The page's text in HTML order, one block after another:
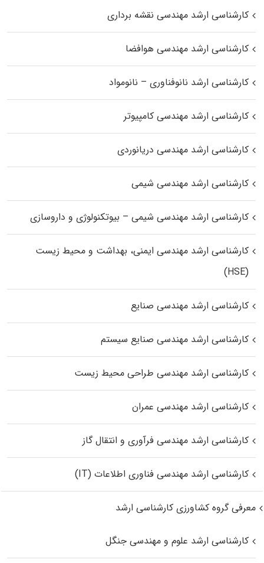
کارشناسی ارشد مهندسی نقشه برداری
کارشناسی ارشد مهندسی هوافضا
کارشناسی ارشد نانوفناوری – نانومواد
کارشناسی ارشد مهندسی کامپیوتر
کارشناسی ارشد مهندسی دریانوردی
کارشناسی ارشد مهندسی شیمی
کارشناسی ارشد مهندسی شیمی – بیوتکنولوژی و داروسازی
کارشناسی ارشد مهندسی ایمنی، بهداشت و محیط زیست
(HSE)
کارشناسی ارشد مهندسی صنایع
کارشناسی ارشد مهندسی صنایع سیستم
کارشناسی ارشد مهندسی طراحی محیط زیست
کارشناسی ارشد مهندسی عمران
کارشناسی ارشد مهندسی فرآوری و انتقال گاز
کارشناسی ارشد مهندسی فناوری اطلاعات (IT)
معرفی گروه کشاورزی کارشناسی ارشد
کارشناسی ارشد علوم و مهندسی جنگل